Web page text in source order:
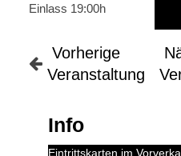
Einlass 19:00h
Vorherige
Veranstaltung
Info
Eintrittskarten im